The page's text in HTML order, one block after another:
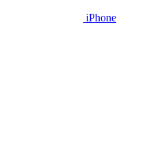
iPhone